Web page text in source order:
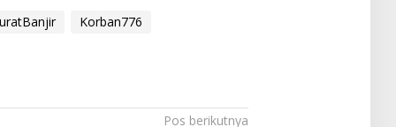
Korban776
Pos berikutnya